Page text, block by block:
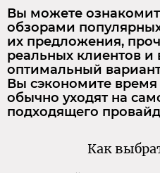
Вы можете
обзорами
их предложения,
реальных клиентов и
оптимальный
Вы сэкономите
обычно уходят на
подходящего
Как